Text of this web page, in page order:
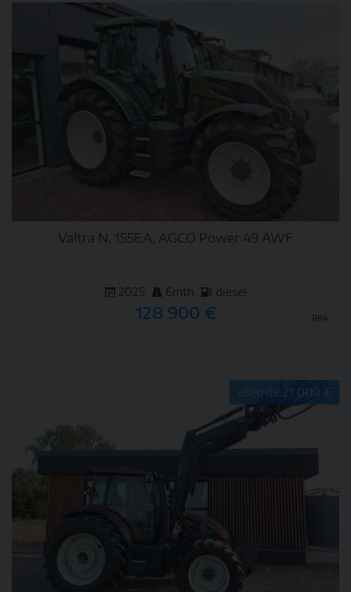
Valtra N, 155EA, AGCO Power 49 AWF
2025 6mth diesel
128 900 € RK4
ušetríte 21 000 €